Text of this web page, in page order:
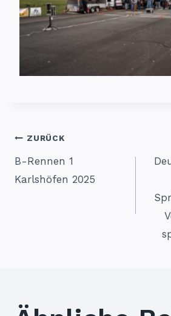
ZURÜCK
B-Rennen 1
Karlshöfen 2025